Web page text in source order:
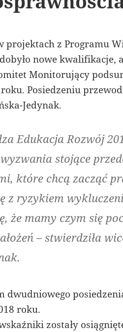
projektach z Programu
nowe kwalifikacje,
Monitorujący
Posiedzeniu
Jedynak.
Edukacja Rozwój
wyzwania stojące
które chcą zacząć
z ryzykiem
że mamy czym się
– stwierdziła
dwudniowego
roku.
zostały